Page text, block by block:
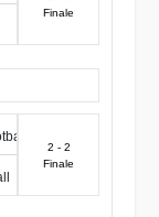
Finale
2 - 2
Finale